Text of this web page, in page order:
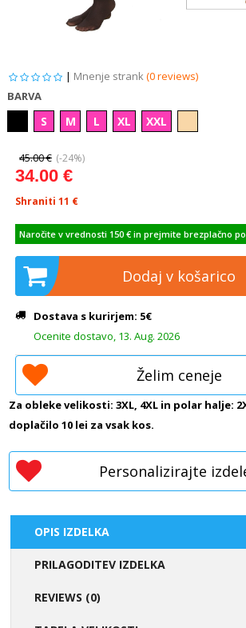
| Mnenje strank(0 reviews)
BARVA
S M L XL XXL
45.00 € (-24%)
34.00 €
Shraniti 11 €
Naročite v vrednosti 150 € in prejmite brezplačno
Dodaj v košarico
Dostava s kurirjem: 5€
Ocenite dostavo, 13. Aug. 2026
Želim ceneje
Za obleke velikosti: 3XL, 4XL in polar halje:
doplačilo 10 lei za vsak kos.
Personalizirajte
OPIS IZDELKA
PRILAGODITEV IZDELKA
REVIEWS (0)